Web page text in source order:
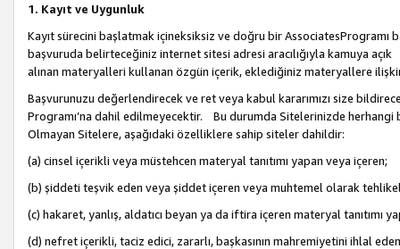
1. Kayıt ve Uygunluk
Kayıt sürecini başlatmak içineksiksiz ve doğru bir AssociatesProgramı
başvuruda belirteceğiniz internet sitesi adresi aracılığıyla kamuya
alınan materyalleri kullanan özgün içerik, eklediğiniz materyallere
Başvurunuzu değerlendirecek ve ret veya kabul kararımızı size
Programı’na dahil edilmeyecektir. Bu durumda Sitelerinizde herhangi
Olmayan Sitelere, aşağıdaki özelliklere sahip siteler dahildir:
(a) cinsel içerikli veya müstehcen materyal tanıtımı yapan veya içeren;
(b) şiddeti teşvik eden veya şiddet içeren veya muhtemel olarak
(c) hakaret, yanlış, aldatıcı beyan ya da iftira içeren materyal tanıtımı
(d) nefret içerikli, taciz edici, zararlı, başkasının mahremiyetini ihlal